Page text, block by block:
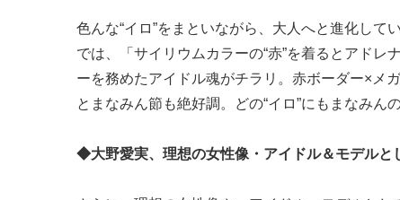
色んな“イロ”をまといながら、大人へと進化して
では、「サイリウムカラーの“赤”を着るとアド
ーを務めたアイドル魂がチラリ。赤ボーダー×メ
とまなみん節も絶好調。どの“イロ”にもまなみん
◆大野愛実、理想の女性像・アイドル＆モデルと